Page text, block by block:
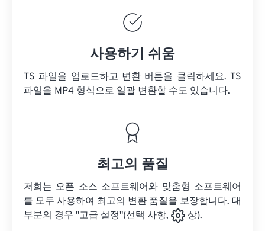
사용하기 쉬움
TS 파일을 업로드하고 변환 버튼을 클릭하세요. TS
파일을 MP4 형식으로 일괄 변환할 수도 있습니다.
최고의 품질
저희는 오픈 소스 소프트웨어와 맞춤형 소프트웨어
를 모두 사용하여 최고의 변환 품질을 보장합니다. 대
부분의 경우 "고급 설정"(선택 사항,
상).